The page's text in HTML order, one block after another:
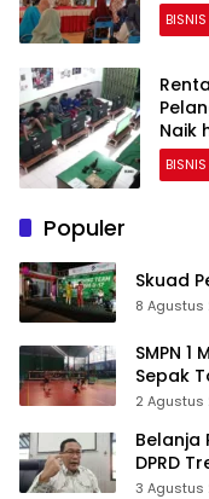
BISNIS
Naik
BISNIS
Populer
Skuad
8 Agustus
SMPN
Sepak
Modal
2 Agustus
Belanja
DPRD
dalam
3 Agustus